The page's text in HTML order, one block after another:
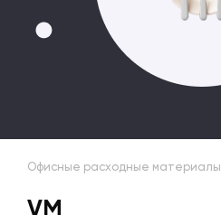
Офисные расходные материалы
VM